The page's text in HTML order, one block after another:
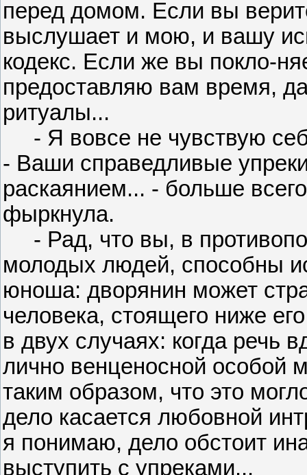
перед домом. Если вы
выслушает и мою, и вашу
кодекс. Если же вы покло-
предоставляю вам время,
ритуалы...
- Я вовсе не чувствую
- Ваши справедливые
раскаянием... - больше
фыркнула.
- Рад, что вы, в
молодых людей, способны
юноша: дворянин может
человека, стоящего ниже
в двух случаях: когда речь
лично венценосной особой
таким образом, что это
дело касается любовной
я понимаю, дело обстоит
выступить с упреками...